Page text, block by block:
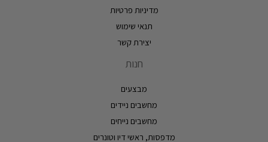
מדיניות פרטיות
תנאי שימוש
יצירת קשר
חנות
מבצעים
מחשבים ניידים
מחשבים נייחים
מדפסות, ראשי דיו וטונרים